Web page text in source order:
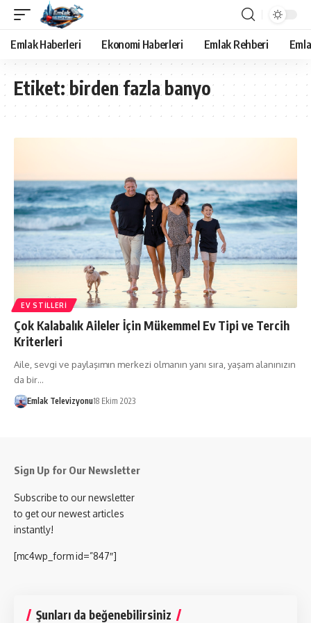
Emlak Haberleri Ekonomi Haberleri Emlak Rehberi
Etiket:birden fazla banyo
EV STILLERI
Çok Kalabalık Aileler İçin Mükemmel Ev Tipi ve Tercih
Kriterleri
Aile, sevgi ve paylaşımın merkezi olmanın yanı sıra, yaşam alanınızın
da bir…
Emlak Televizyonu18 Ekim 2023
Sign Up for Our Newsletter
Subscribe to our newsletter
to get our newest articles
instantly!
[mc4wp_form id=”847″]
Şunları da beğenebilirsiniz